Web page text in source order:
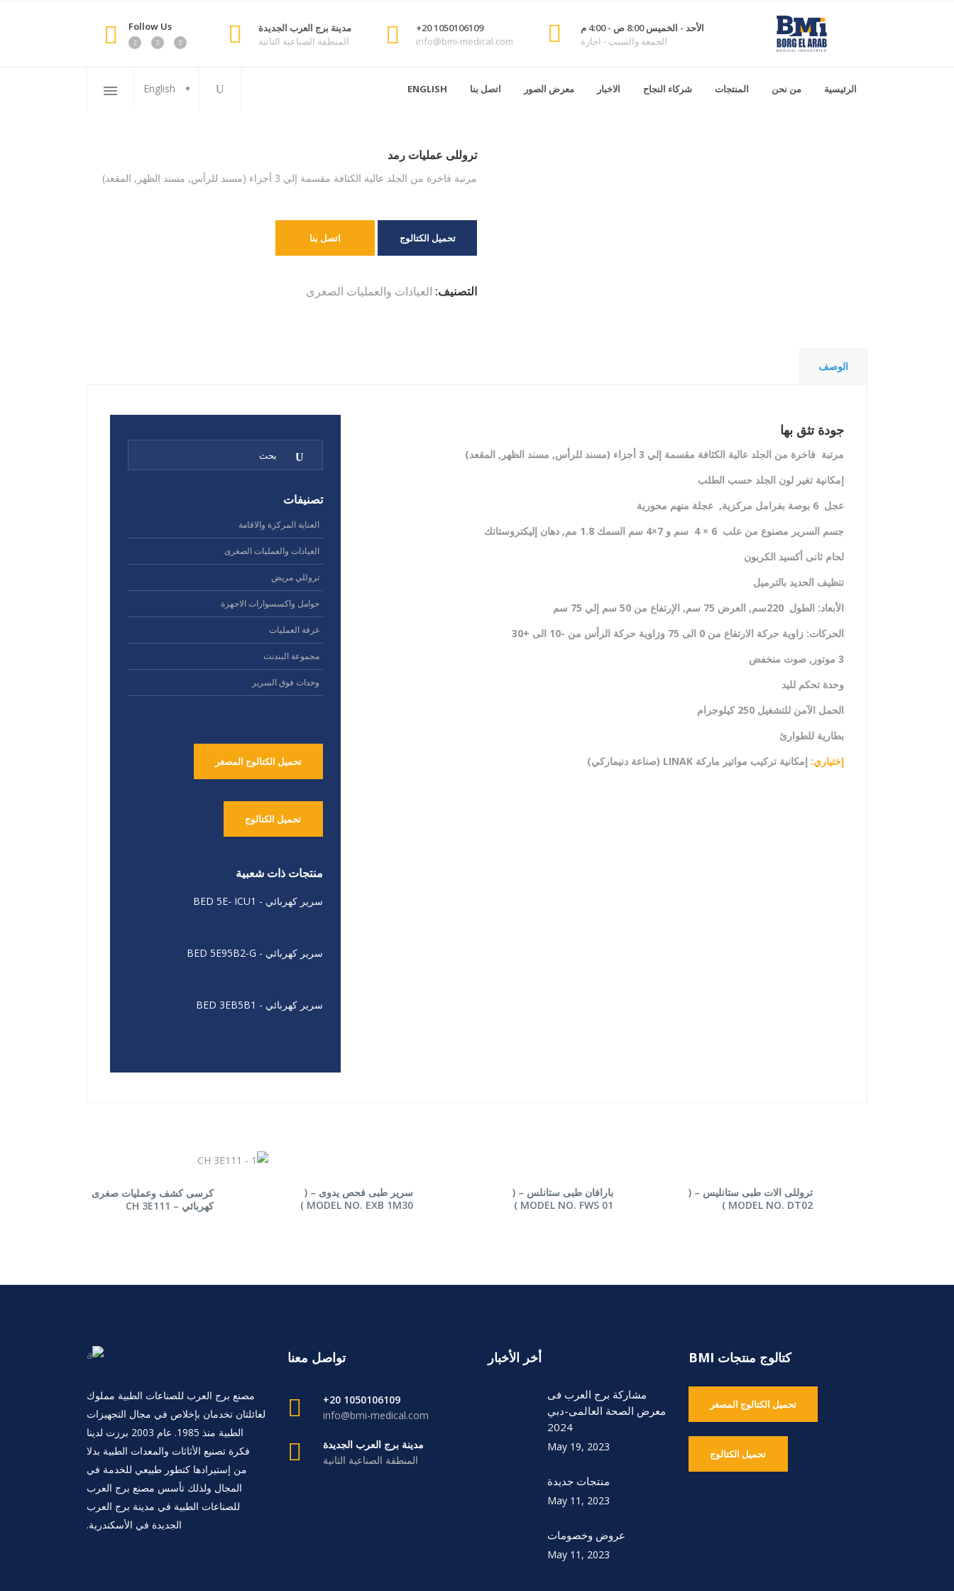
Follow Us
مدينة برج العرب الجديدة
المنطقة الصناعية الثانية
1050106109 20+
info@bmi-medical.com
الأحد - الخميس 8:00 ص - 4:00 م
الجمعة والسبت - اجازة
ENGLISH اتصل بنا معرض الصور الاخبار شركاء النجاح المنتجات من نحن الرئيسية English تروللى عمليات رمد – TR 3E33300
تروللى عمليات رمد
مرتبة فاخرة من الجلد عالية الكثافة مقسمة إلي 3 أجزاء (مسند للرأس, مسند الظهر, المقعد)
تحميل الكتالوج اتصل بنا
التصنيف: العيادات والعمليات الصغرى
الوصف
تصنيفات
العناية المركزة والاقامة
العيادات والعمليات الصغرى
تروللي مريض
حوامل واكسسوارات الاجهزة
غرفة العمليات
مجموعة البندنت
وحدات فوق السرير
تحميل الكتالوج المصغر
تحميل الكتالوج
منتجات ذات شعبية
سرير كهربائي - BED 5E- ICU1
سرير كهربائي - BED 5E95B2-G
سرير كهربائي - BED 3EB5B1
جودة تثق بها
مرتبة فاخرة من الجلد عالية الكثافة مقسمة إلي 3 أجزاء (مسند للرأس, مسند الظهر, المقعد)
إمكانية تغير لون الجلد حسب الطلب
عجل 6 بوصة بفرامل مركزية, عجلة منهم محورية
جسم السرير مصنوع من علب 6 × 4 سم
و 7×4 سم السمك 1.8 مم, دهان إليكتروستاتك
لحام ثانى أكسيد الكربون
تنظيف الحديد بالترميل
الأبعاد: الطول 220سم, العرض 75 سم
, الإرتفاع من 50 سم إلي 75 سم
الحركات: زاوية حركة الارتفاع من 0 الى 75
وزاوية حركة الرأس من -10 الى +30
3 موتور, صوت منخفض
وحدة تحكم لليد
الحمل الآمن للتشغيل 250 كيلوجرام
بطارية للطوارئ
إختياري: إمكانية تركيب مواتير ماركة LINAK ( صناعة دنيماركي)
قراءة المزيدكرسى كشف وعمليات صغرى
كهربائي – CH 3E111
سرير طبى فحص يدوى – (
MODEL NO. EXB 1M30 )
قراءة المزيدبارافان طبى ستانلس – (
MODEL NO. FWS 01 )
قراءة المزيدتروللى الات طبى ستانليس – (
MODEL NO. DT02 )
مصنع برج العرب للصناعات الطبية مملوك
لعائلتان تخدمان بإخلاص في مجال التجهيزات
الطبية منذ 1985. عام 2003 برزت لدينا
فكرة تصنيع الأثاثات والمعدات الطبية بدلا
من إستيرادها كتطور طبيعي للخدمة في
المجال ولذلك تأسس مصنع برج العرب
للصناعات الطبية في مدينة برج العرب
الجديدة في الأسكندرية.
تواصل معنا
1050106109 20+
info@bmi-medical.com
مدينة برج العرب الجديدة
المنطقة الصناعية الثانية
أخر الأخبار
مشاركة برج العرب فى
معرض الصحة العالمى-دبي
2024
May 19, 2023
منتجات جديدة
May 11, 2023
عروض وخصومات
May 11, 2023
كتالوج منتجات BMI
تحميل الكتالوج المصغر
تحميل الكتالوج